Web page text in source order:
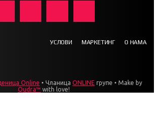
УСЛОВИ МАРКЕТИНГ О НАМА
Online • Чланица ONLINE групе • Make by
Qudra™ with love!